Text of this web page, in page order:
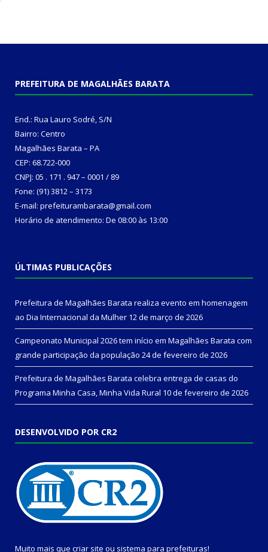
PREFEITURA DE MAGALHÃES BARATA
End.: Rua Lauro Sodré, S/N
Bairro: Centro
Magalhães Barata – PA
CEP: 68.722-000
CNPJ: 05 . 171 . 947 – 0001 / 89
Fone: (91) 3812 – 3173
E-mail: prefeiturambarata@gmail.com
Horário de atendimento: De 08:00 às 13:00
ÚLTIMAS PUBLICAÇÕES
Prefeitura de Magalhães Barata realiza evento em homenagem
ao Dia Internacional da Mulher 12 de março de 2026
Campeonato Municipal 2026 tem início em Magalhães Barata com
grande participação da população 24 de fevereiro de 2026
Prefeitura de Magalhães Barata celebra entrega de casas do
Programa Minha Casa, Minha Vida Rural 10 de fevereiro de 2026
DESENVOLVIDO POR CR2
Muito mais que criar site ou sistema para prefeituras!